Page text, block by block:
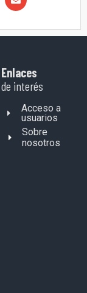
Enlaces
de interés
Acceso a
usuarios
Sobre
nosotros